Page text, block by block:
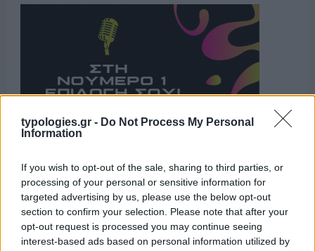
typologies.gr - Do Not Process My Personal
Information
If you wish to opt-out of the sale, sharing to third parties, or
processing of your personal or sensitive information for
targeted advertising by us, please use the below opt-out
section to confirm your selection. Please note that after your
opt-out request is processed you may continue seeing
interest-based ads based on personal information utilized by
Η ΣΤΗΛΗ ΜΑΣ